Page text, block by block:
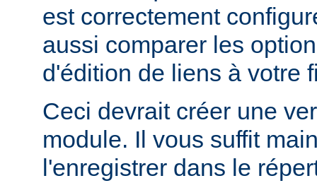
est correctement
aussi comparer les
d'édition de liens à votre
Ceci devrait créer une
module. Il vous suffit
l'enregistrer dans le